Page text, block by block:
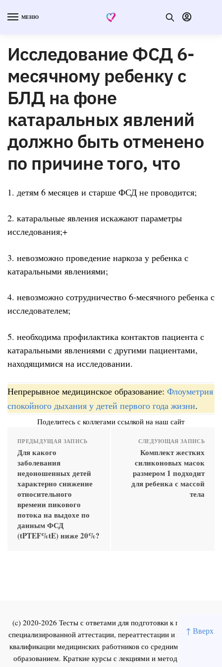
↑ Вверх
МЕНЮ
Исследование ФСД 6-
месячному ребенку с
БЛД на фоне
катаральных явлений
должно быть отменено
по причине того, что
1. детям 6 месяцев и старше ФСД не проводится;
2. катаральные явления искажают параметры
исследования;+
3. невозможно проведение наркоза у ребенка с
катаральными явлениями;
4. невозможно сотрудничество 6-месячного ребенка с
исследователем;
5. необходима профилактика контактов пациента с
катаральными явлениями с другими пациентами,
находящимися на исследовании.
Непрерывное медицинское образование: Флоуметрия
спокойного дыхания у детей первого года жизни.
Поделитесь с коллегами ссылкой на наш сайт
ПРЕДЫДУЩАЯ ЗАПИСЬ
Для какого
заболевания
недоношенных детей
характерно снижение
относительного
времени пикового
потока на выдохе по
данным ФСД
(tPTEF%tE) ниже 20%?
СЛЕДУЮЩАЯ ЗАПИСЬ
Комплект жестких
силиконовых масок
размером 1 подходит
для ребенка с массой
тела
(c) 2020-2026 Тесты с ответами для подготовки к первичной
специализированной аттестации, переаттестации и повышения
квалификации медицинских работников со средним и высшим
образованием. Краткие курсы с лекциями и методическими